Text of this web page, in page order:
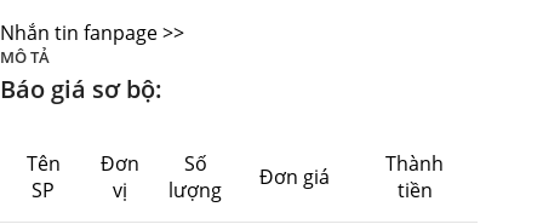
Nhắn tin fanpage >>
MÔ TẢ
Báo giá sơ bộ:
Tên
SP
Đơn
vị
Số
lượng
Đơn giá
Thành
tiền